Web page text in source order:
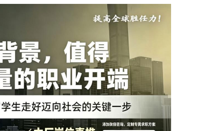
批次，岗位最多、选择最全。
争稍小，适合没赶上秋招的同学。
用假期笔试面试，时间最紧凑高效。